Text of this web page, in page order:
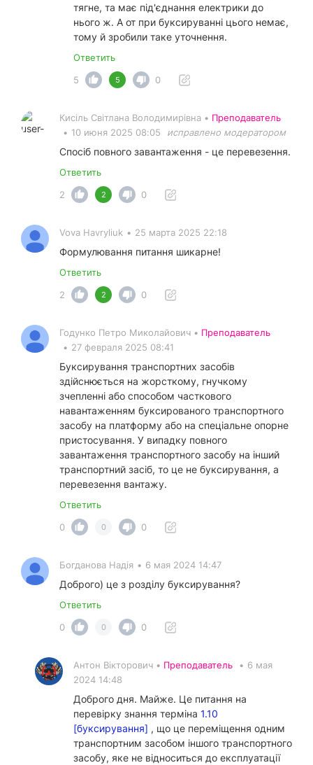
тягне, та має під'єднання електрики до
нього ж. А от при буксируванні цього немає,
тому й зробили таке уточнення.
Ответить
5
5 0
Кисіль Світлана Володимирівна • Преподаватель
• 10 июня 2025 08:05 исправлено модератором
Спосіб повного завантаження - це перевезення.
Ответить
2
2 0
Vova Havryliuk • 25 марта 2025 22:18
Формулювання питання шикарне!
Ответить
2
2 0
Годунко Петро Миколайович • Преподаватель
• 27 февраля 2025 08:41
Буксирування транспортних засобів
здійснюється на жорсткому, гнучкому
зчепленні або способом часткового
навантаженням буксированого транспортного
засобу на платформу або на спеціальне опорне
пристосування. У випадку повного
завантаження транспортного засобу на інший
транспортний засіб, то це не буксирування, а
перевезення вантажу.
Ответить
0
0 0
Богданова Надія • 6 мая 2024 14:47
Доброго) це з розділу буксирування?
Ответить
0
0 0
Антон Вікторович • Преподаватель • 6 мая
2024 14:48
Доброго дня. Майже. Це питання на
перевірку знання терміна 1.10
[буксирування] , що це переміщення одним
транспортним засобом іншого транспортного
засобу, яке не відноситься до експлуатації